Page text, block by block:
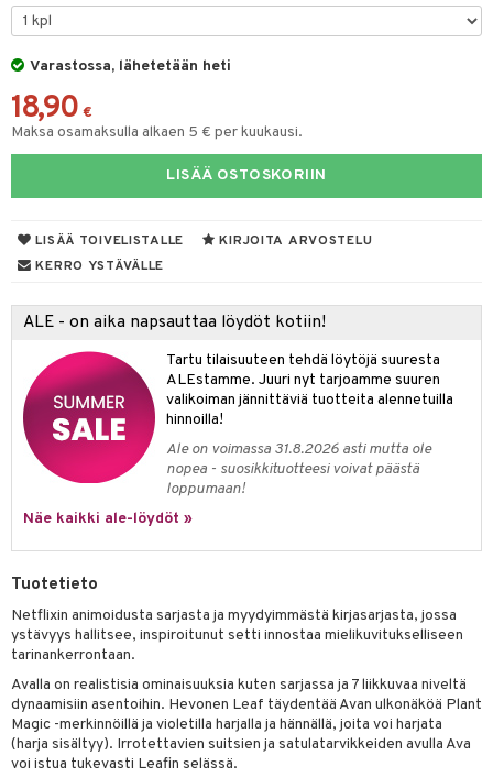
Varastossa, lähetetään heti
18,90 €
Maksa osamaksulla alkaen 5 € per kuukausi.
LISÄÄ OSTOSKORIIN
LISÄÄ TOIVELISTALLE
KIRJOITA ARVOSTELU
KERRO YSTÄVÄLLE
ALE - on aika napsauttaa löydöt kotiin!
Tartu tilaisuuteen tehdä löytöjä suuresta
ALEstamme. Juuri nyt tarjoamme suuren
valikoiman jännittäviä tuotteita alennetuilla
hinnoilla!
Ale on voimassa 31.8.2026 asti mutta ole
nopea - suosikkituotteesi voivat päästä
loppumaan!
Näe kaikki ale-löydöt »
Tuotetieto
Netflixin animoidusta sarjasta ja myydyimmästä kirjasarjasta, jossa
ystävyys hallitsee, inspiroitunut setti innostaa mielikuvitukselliseen
tarinankerrontaan.
Avalla on realistisia ominaisuuksia kuten sarjassa ja 7 liikkuvaa niveltä
dynaamisiin asentoihin. Hevonen Leaf täydentää Avan ulkonäköä Plant
Magic -merkinnöillä ja violetilla harjalla ja hännällä, joita voi harjata
(harja sisältyy). Irrotettavien suitsien ja satulatarvikkeiden avulla Ava
voi istua tukevasti Leafin selässä.
Bluey
City
Classic
Creator
Minecraft
Ninjago
Speed Champions
Spidey
Super Heroes
Born
Prinsessat
Barn
Love
Tukholma
Builder
hahmoja
Prinsessat
Potter
Kitty
Lehmä
lelut
oheistarvikkeet
& Tarvikkeet
ja käsipyyhkeet
Äiti
& imetys
& vastauksia